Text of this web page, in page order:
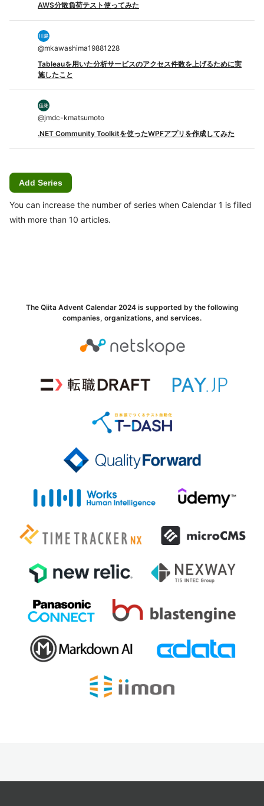
AWS分散負荷テスト使ってみた
@mkawashima19881228
Tableauを用いた分析サービスのアクセス件数を上げるために実
施したこと
@jmdc-kmatsumoto
.NET Community Toolkitを使ったWPFアプリを作成してみた
Add Series
You can increase the number of series when Calendar 1 is filled
with more than 10 articles.
The Qiita Advent Calendar 2024 is supported by the following
companies, organizations, and services.